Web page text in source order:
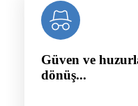
Güven ve
dönüş...